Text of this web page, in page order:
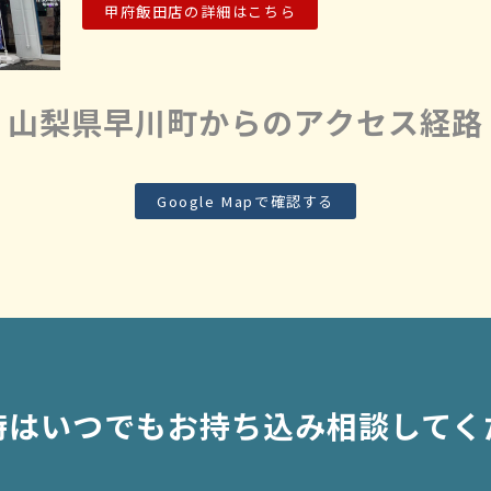
甲府飯田店の詳細はこちら
山梨県早川町からのアクセス経路
Google Mapで確認する
いつでもお持ち込み相談して